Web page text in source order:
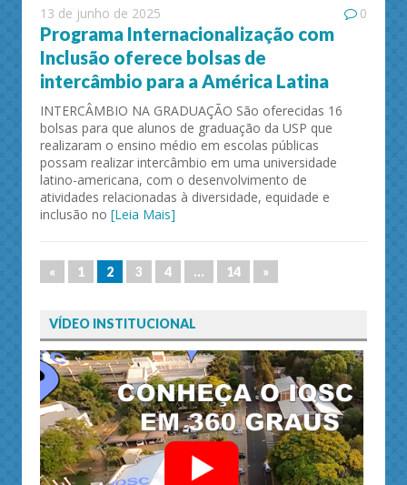
13 de junho de 2025 0
Programa Internacionalização com
Inclusão oferece bolsas de
intercâmbio para a América Latina
INTERCÂMBIO NA GRADUAÇÃO São oferecidas 16
bolsas para que alunos de graduação da USP que
realizaram o ensino médio em escolas públicas
possam realizar intercâmbio em uma universidade
latino-americana, com o desenvolvimento de
atividades relacionadas à diversidade, equidade e
inclusão no [Leia Mais]
« 1 2 3 4 … 14 »
VÍDEO INSTITUCIONAL